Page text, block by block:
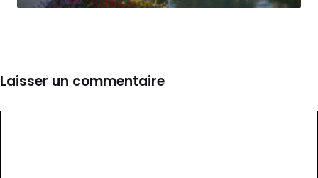
Laisser un commentaire